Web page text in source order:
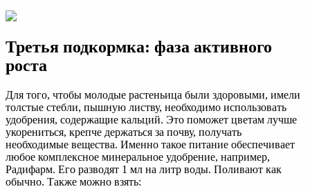
Третья подкормка: фаза активного
роста
Для того, чтобы молодые растеньица были здоровыми, имели
толстые стебли, пышную листву, необходимо использовать
удобрения, содержащие кальций. Это поможет цветам лучше
укорениться, крепче держаться за почву, получать
необходимые вещества. Именно такое питание обеспечивает
любое комплексное минеральное удобрение, например,
Радифарм. Его разводят 1 мл на литр воды. Поливают как
обычно. Также можно взять: